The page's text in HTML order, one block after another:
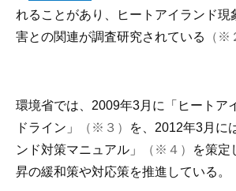
れることがあり、ヒートアイランド現
害との関連が調査研究されている
（※
環境省では、2009年3月に「ヒートア
ドライン」
（※３）
を、2012年3月に
ンド対策マニュアル」
（※４）
を策定
昇の緩和策や対応策を推進している。